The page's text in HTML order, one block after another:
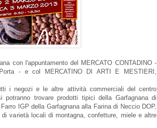
con l'appuntamento del MERCATO CONTADINO -
- e col MERCATINO DI ARTI E MESTIERI,
i negozi e le altre attività commerciali del centro
potranno trovare prodotti tipici della Garfagnana di
IGP della Garfagnana alla Farina di Neccio DOP,
varietà locali di montagna, confetture, miele e altre